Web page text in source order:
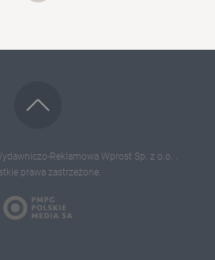
Reklamowa Wprost Sp. z o.o. .
prawa zastrzeżone.